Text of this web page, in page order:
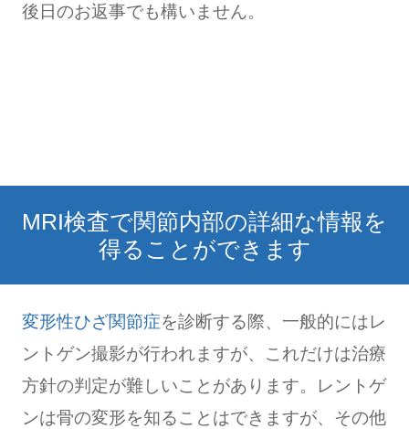
後日のお返事でも構いません。
MRI検査で関節内部の詳細な情報を
得ることができます
変形性ひざ関節症を診断する際、一般的にはレ
ントゲン撮影が行われますが、これだけは治療
方針の判定が難しいことがあります。レントゲ
ンは骨の変形を知ることはできますが、その他